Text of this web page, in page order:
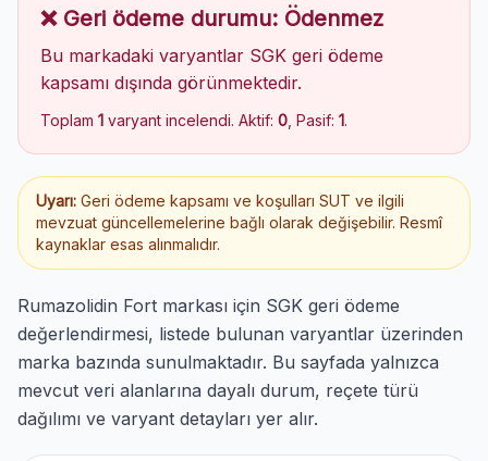
❌ Geri ödeme durumu: Ödenmez
Bu markadaki varyantlar SGK geri ödeme
kapsamı dışında görünmektedir.
Toplam 1 varyant incelendi. Aktif: 0 , Pasif: 1.
Uyarı: Geri ödeme kapsamı ve koşulları SUT ve ilgili
mevzuat güncellemelerine bağlı olarak değişebilir. Resmî
kaynaklar esas alınmalıdır.
Rumazolidin Fort markası için SGK geri ödeme
değerlendirmesi, listede bulunan varyantlar üzerinden
marka bazında sunulmaktadır. Bu sayfada yalnızca
mevcut veri alanlarına dayalı durum, reçete türü
dağılımı ve varyant detayları yer alır.